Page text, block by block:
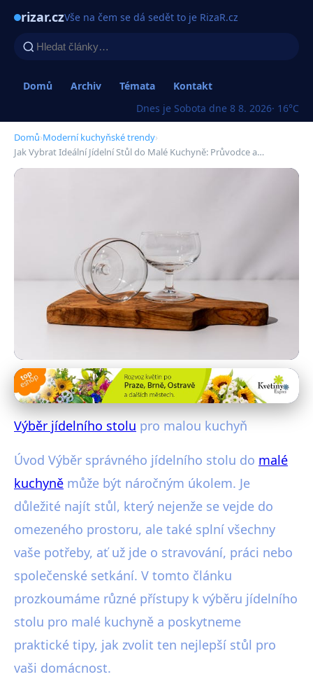
rizar.czVše na čem se dá sedět to je RizaR.cz
Domů Archiv Témata
Kontakt
Dnes je Sobota dne 8 8. 2026· 16°C
Domů›Moderní kuchyňské trendy›
Jak Vybrat Ideální Jídelní Stůl do Malé Kuchyně: Průvodce a…
Moderní kuchyňské trendy
Jak Vybrat Ideální Jídelní Stůl do
Malé Kuchyně: Průvodce a Tipy
27. 10. 2025 · 4 min čtení · Autor: Pavel Tůma
Výběr jídelního stolu pro malou kuchyň
Úvod Výběr správného jídelního stolu do malé
kuchyně může být náročným úkolem. Je
důležité najít stůl, který nejenže se vejde do
omezeného prostoru, ale také splní všechny
vaše potřeby, ať už jde o stravování, práci nebo
společenské setkání. V tomto článku
prozkoumáme různé přístupy k výběru jídelního
stolu pro malé kuchyně a poskytneme
praktické tipy, jak zvolit ten nejlepší stůl pro
vaši domácnost.